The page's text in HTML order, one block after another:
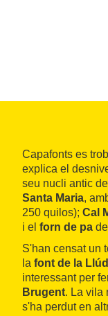
Capafonts es
explica el
seu nucli antic
Santa Maria,
250 quilos); Cal
i el forn de pa
S'han censat un
la font de la
interessant per
Brugent. La vila
s'ha perdut en